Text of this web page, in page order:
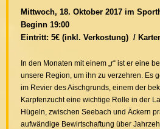
Mittwoch, 18. Oktober 2017 im
Beginn 19:00
Eintritt: 5€ (inkl. Verkostung) /
In den Monaten mit einem „r“ ist er eine
unsere Region, um ihn zu verzehren. Es
im Revier des Aischgrunds, einem der
Karpfenzucht eine wichtige Rolle in der
Hügeln, zwischen Seebach und Äckern
aufwändige Bewirtschaftung über